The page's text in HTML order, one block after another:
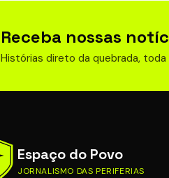
Receba nossas
Histórias direto da quebrada, toda
Espaço do Povo
JORNALISMO DAS PERIFERIAS